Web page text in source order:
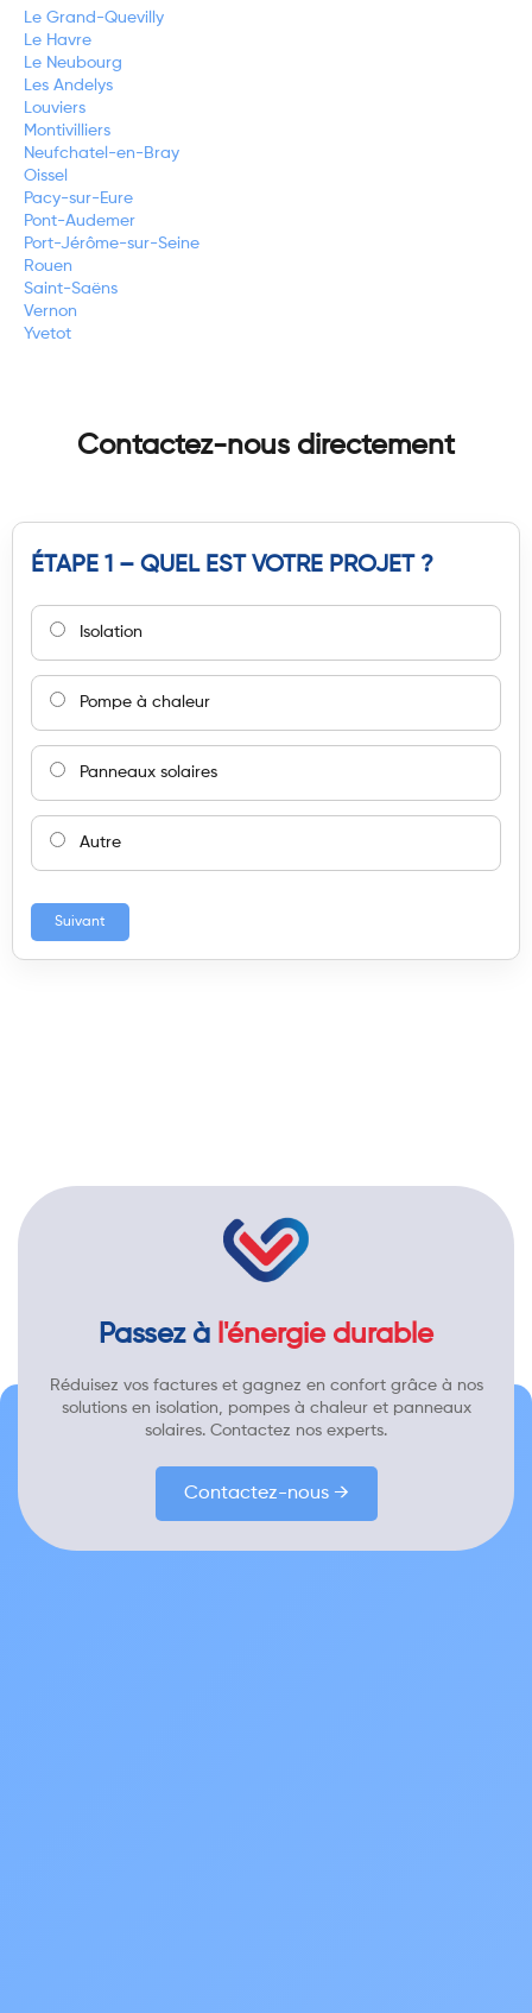
Le Grand-Quevilly
Le Havre
Le Neubourg
Les Andelys
Louviers
Montivilliers
Neufchatel-en-Bray
Oissel
Pacy-sur-Eure
Pont-Audemer
Port-Jérôme-sur-Seine
Rouen
Saint-Saëns
Vernon
Yvetot
Contactez-nous directement
ÉTAPE 1 – QUEL EST VOTRE PROJET ?
Isolation
Pompe à chaleur
Panneaux solaires
Autre
Suivant
Passez à l'énergie durable
Réduisez vos factures et gagnez en confort grâce à nos
solutions en isolation, pompes à chaleur et panneaux
solaires. Contactez nos experts.
Contactez-nous →